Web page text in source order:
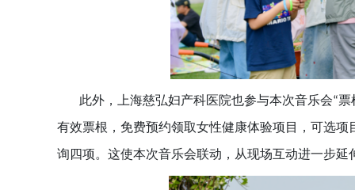
此外，上海慈弘妇产科医院也参与本次音乐会“票
有效票根，免费预约领取女性健康体验项目，可选项
询四项。这使本次音乐会联动，从现场互动进一步延